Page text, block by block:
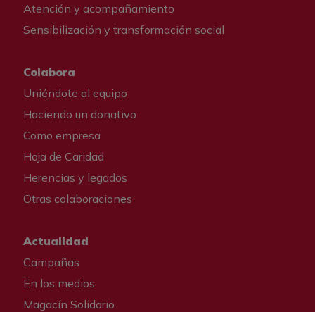
Atención y acompañamiento
Sensibilización y transformación social
Colabora
Uniéndote al equipo
Haciendo un donativo
Como empresa
Hoja de Caridad
Herencias y legados
Otras colaboraciones
Actualidad
Campañas
En los medios
Magacín Solidario